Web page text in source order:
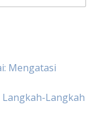
Mengatasi
Langkah